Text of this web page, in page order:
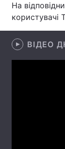
Здоров'я
Цікавинки
Екологія
На
користувачі
ВІДЕО